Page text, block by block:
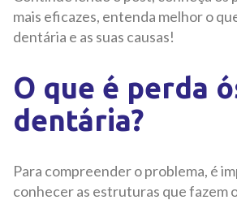
mais eficazes, entenda melhor o
dentária e as suas causas!
O que é perda
dentária?
Para compreender o problema, é
conhecer as estruturas que fazem